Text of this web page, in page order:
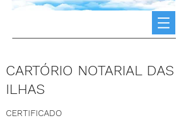
CARTÓRIO NOTARIAL DAS
ILHAS
CERTIFICADO